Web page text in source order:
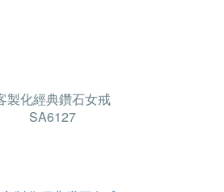
製化經典鑽石女戒
SA6127